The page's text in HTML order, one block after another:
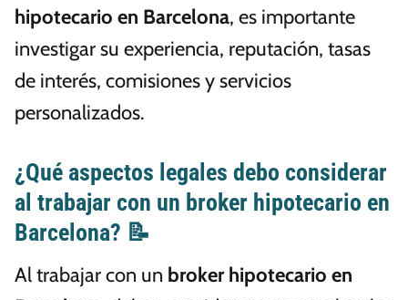
hipotecario en Barcelona, es importante
investigar su experiencia, reputación, tasas
de interés, comisiones y servicios
personalizados.
¿Qué aspectos legales debo considerar
al trabajar con un broker hipotecario en
Barcelona? 📝
Al trabajar con un broker hipotecario en